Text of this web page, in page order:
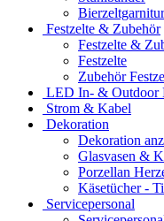
Festzelte & Zubehör
Festzelte &
Festzelte
Zubehör
LED In- & Outdoor
Strom & Kabel
Dekoration
Dekoration
Glasvasen &
Porzellan
Käsetücher -
Servicepersonal